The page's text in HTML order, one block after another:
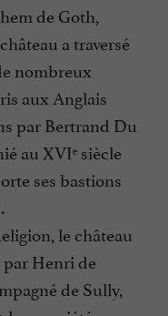
de Goth,
a traversé
nombreux
aux Anglais
par Bertrand Du
au XVIᵉ siècle
ses bastions
le château
par Henri de
de Sully,